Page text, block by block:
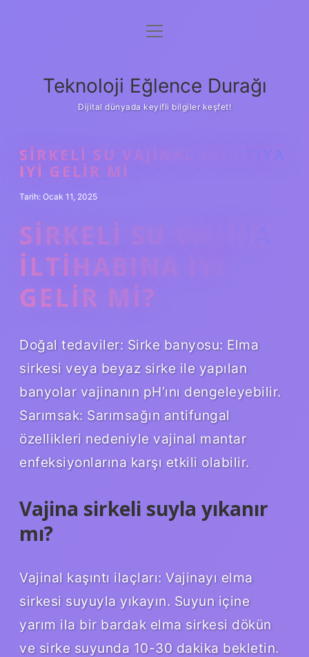
Anasayfa
Yasal Uyarı
menüyü
Teknoloji Eğlence Durağı
Dijital dünyada keyifli bilgiler keşfet!
SIRKELI SU VAJINAL AKINTIYA
IYI GELIR MI
Tarih: Ocak 11, 2025
SIRKELI SU VAJINA
ILTIHABINA IYI
GELIR MI?
Doğal tedaviler: Sirke banyosu: Elma
sirkesi veya beyaz sirke ile yapılan
banyolar vajinanın pH’ını dengeleyebilir.
Sarımsak: Sarımsağın antifungal
özellikleri nedeniyle vajinal mantar
enfeksiyonlarına karşı etkili olabilir.
Vajina sirkeli suyla yıkanır
mı?
Vajinal kaşıntı ilaçları: Vajinayı elma
sirkesi suyuyla yıkayın. Suyun içine
yarım ila bir bardak elma sirkesi dökün
ve sirke suyunda 10-30 dakika bekletin.